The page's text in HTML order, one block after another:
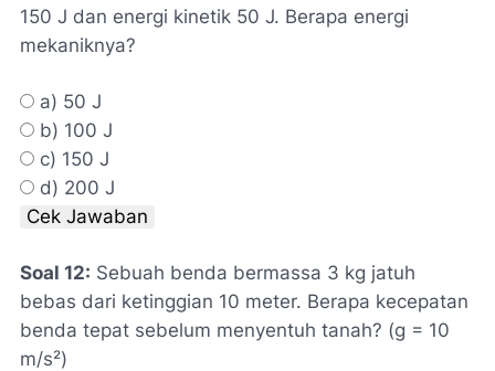
150 J dan energi kinetik 50 J. Berapa energi
mekaniknya?
a) 50 J
b) 100 J
c) 150 J
d) 200 J
Cek Jawaban
Soal 12: Sebuah benda bermassa 3 kg jatuh
bebas dari ketinggian 10 meter. Berapa kecepatan
benda tepat sebelum menyentuh tanah? (g = 10
m/s²)